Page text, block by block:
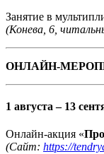
Занятие в
(Конева, 6,
ОНЛАЙН-
1 августа – 13
Онлайн-акция «
(Сайт: https://